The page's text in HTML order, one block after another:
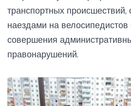
транспортных происшествий,
наездами на
совершения
правонарушений.